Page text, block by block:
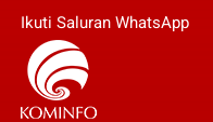
Ikuti Saluran WhatsApp